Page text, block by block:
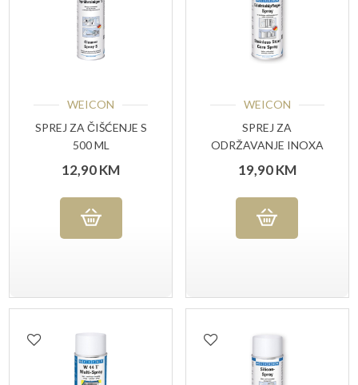
WEICON
SPREJ ZA ČIŠĆENJE S
500 ML
12,90KM
WEICON
SPREJ ZA
ODRŽAVANJE INOXA
400 ML
19,90KM